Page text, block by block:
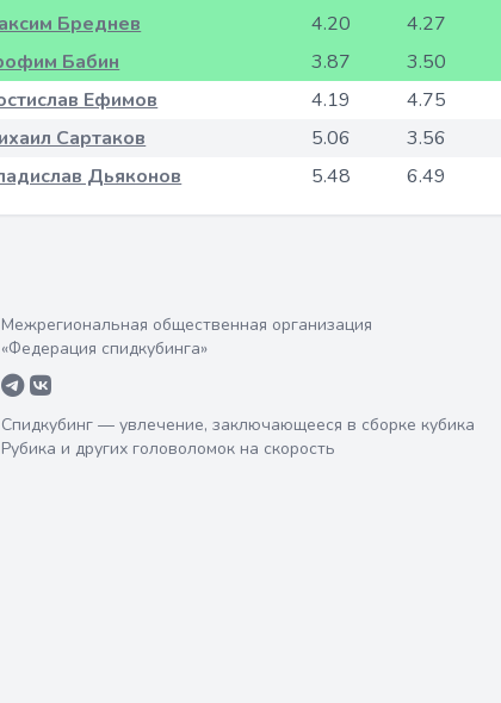
Бреднев
4.20 4.27
Бабин
3.87 3.50
Ефимов
4.19 4.75
Сартаков
5.06 3.56
Дьяконов
5.48 6.49
Межрегиональная общественная организация
«Федерация спидкубинга»
Спидкубинг — увлечение, заключающееся в сборке кубика
Рубика и других головоломок на скорость